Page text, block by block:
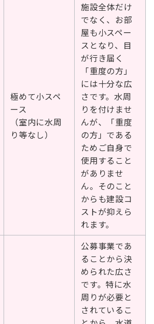
極めて小スペ
ース
（室内に水周
り等なし）
施設全体だけ
でなく、お部
屋も小スペー
スとなり、目
が行き届く
「重度の方」
には十分な広
さです。水周
りを付けませ
んが、「重度
の方」である
ためご自身で
使用すること
がありませ
ん。そのこと
からも建設コ
ストが抑えら
れます。
公募事業であ
ることから決
められた広さ
です。特に水
周りが必要と
されているこ